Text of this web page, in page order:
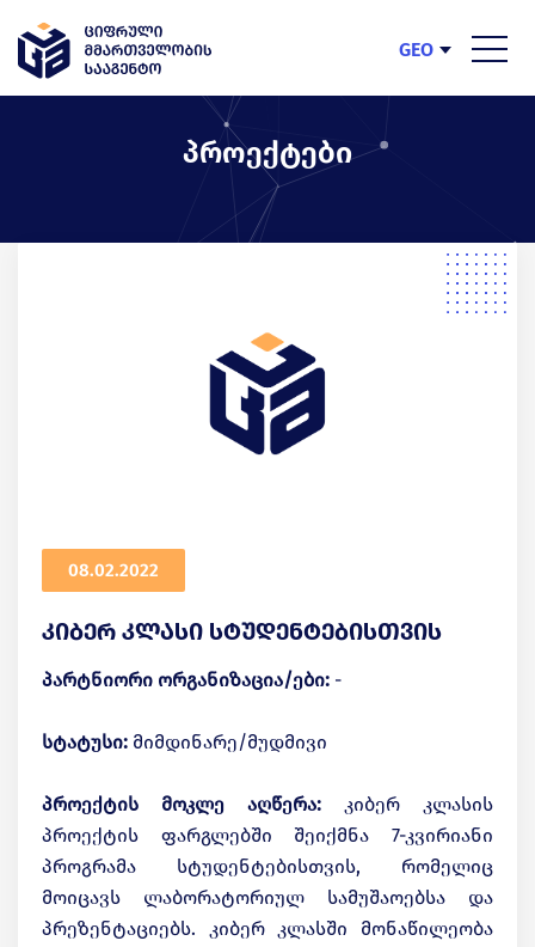
GEO
ENG
პროექტები
08.02.2022
კიბერ კლასი სტუდენტებისთვის
პარტნიორი ორგანიზაცია/ები: -
სტატუსი: მიმდინარე/მუდმივი
პროექტის მოკლე აღწერა: კიბერ კლასის
პროექტის ფარგლებში შეიქმნა 7-კვირიანი
პროგრამა სტუდენტებისთვის, რომელიც
მოიცავს ლაბორატორიულ სამუშაოებსა და
პრეზენტაციებს. კიბერ კლასში მონაწილეობა